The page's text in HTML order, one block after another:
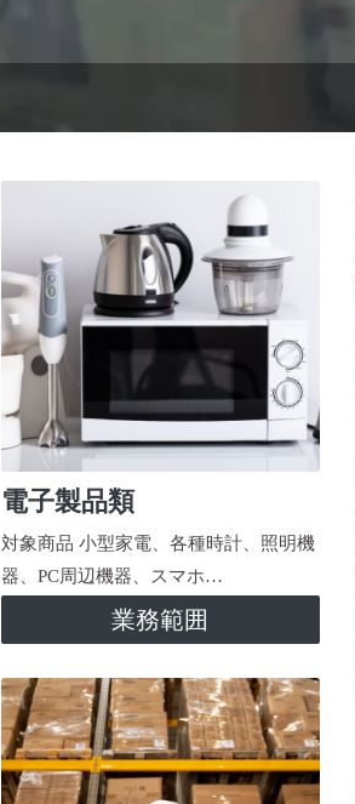
電子製品類
対象商品 小型家電、各種時計、照明機
器、PC周辺機器、スマホ…
業務範囲